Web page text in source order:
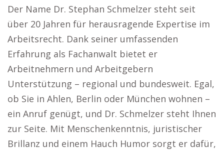
Der Name Dr. Stephan Schmelzer steht seit
über 20 Jahren für herausragende Expertise im
Arbeitsrecht. Dank seiner umfassenden
Erfahrung als Fachanwalt bietet er
Arbeitnehmern und Arbeitgebern
Unterstützung – regional und bundesweit. Egal,
ob Sie in Ahlen, Berlin oder München wohnen –
ein Anruf genügt, und Dr. Schmelzer steht Ihnen
zur Seite. Mit Menschenkenntnis, juristischer
Brillanz und einem Hauch Humor sorgt er dafür,